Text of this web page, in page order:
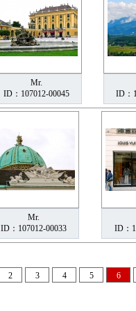
Mr.
ID：107012-00045
ID：
Mr.
ID：107012-00033
ID：
2 3 4 5 6